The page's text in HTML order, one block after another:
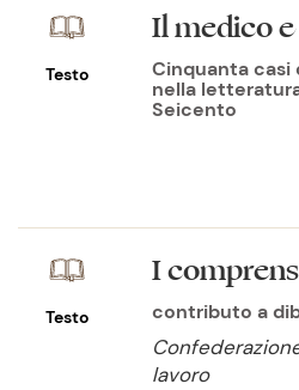
Testo
Il medico
Cinquanta casi
nella
Seicento
Testo
I
contributo a
lavoro